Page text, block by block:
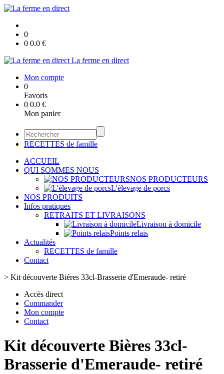
0
0 0.0 €
La ferme en direct
Mon compte
0
Favoris
0 0.0 €
Mon panier
RECETTES de famille
ACCUEIL
QUI SOMMES NOUS
NOS PRODUCTEURS
L'élevage de porcs
NOS PRODUITS
Infos pratiques
RETRAITS ET LIVRAISONS
Livraison à domicile
Points relais
Actualités
RECETTES de famille
Contact
> Kit découverte Bières 33cl-Brasserie d'Emeraude- retiré
Accès direct
Commander
Mon compte
Contact
Kit découverte Bières 33cl-
Brasserie d'Emeraude- retiré